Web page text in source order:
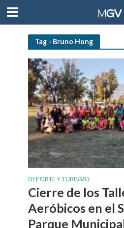
Tag - Bruno Hong
DEPORTE Y TURISMO
Cierre de los
Aeróbicos en el
Parque